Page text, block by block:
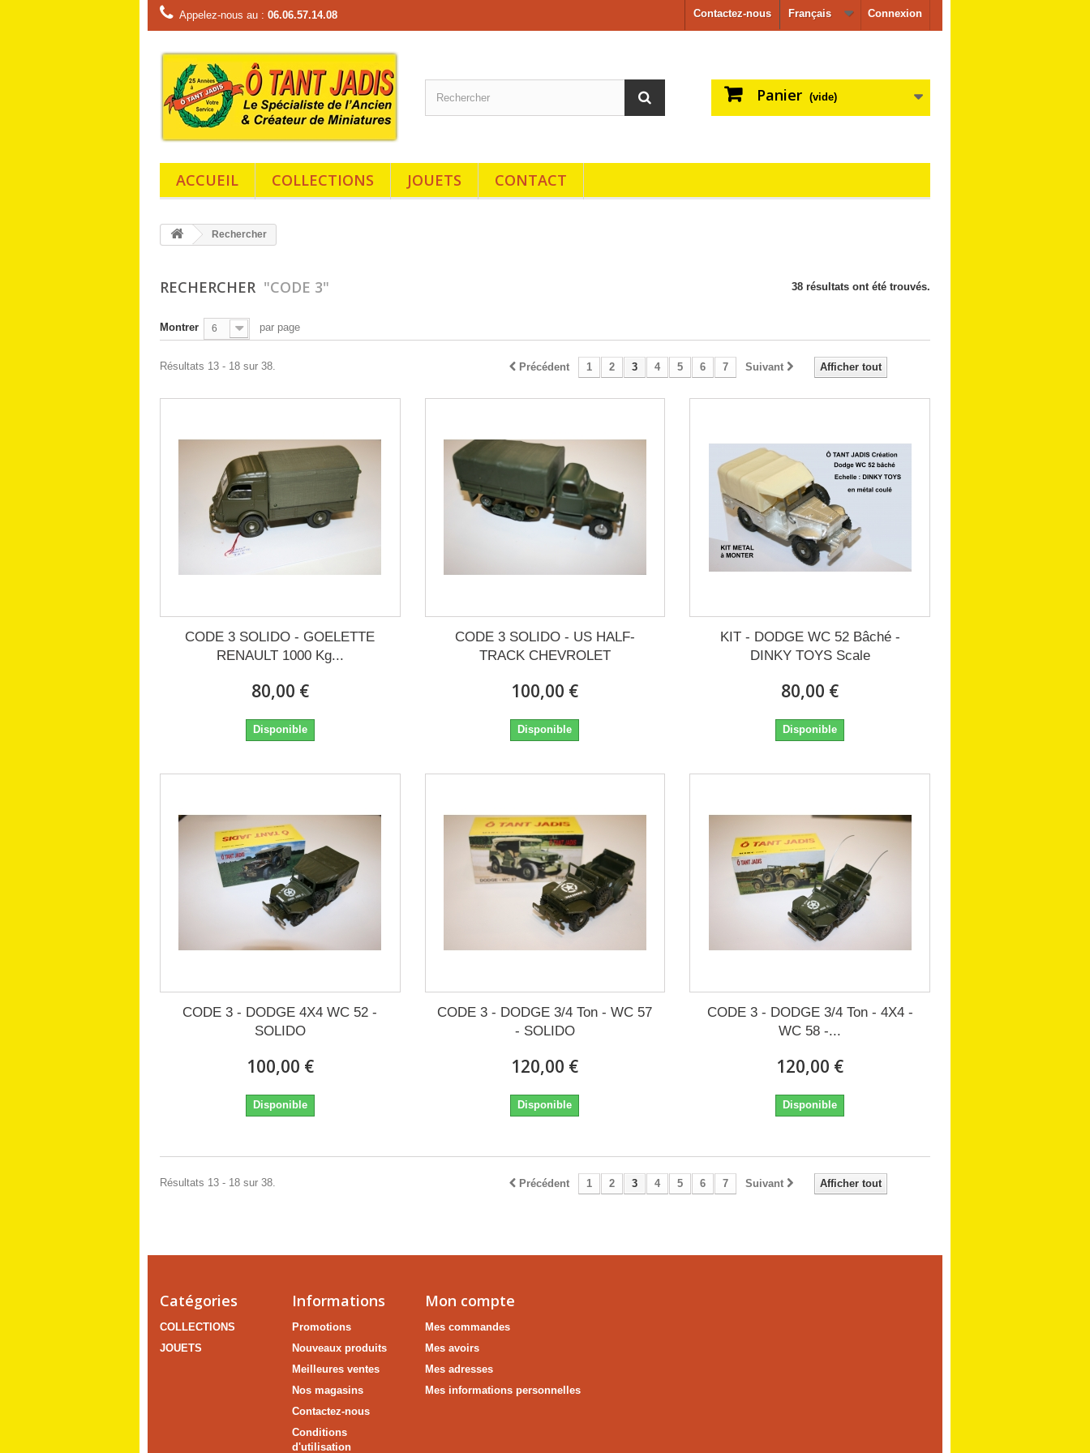
Connexion
Français
Contactez-nous
Appelez-nous au : 06.06.57.14.08
Panier (vide)
ACCUEIL COLLECTIONS JOUETS CONTACT
Rechercher
RECHERCHER "CODE 3" 38 résultats ont été trouvés.
Montrer 6 par page
Afficher tout
Précédent 1 2 3 4 5 6 7 Suivant
Résultats 13 - 18 sur 38.
CODE 3 SOLIDO - GOELETTE
RENAULT 1000 Kg...
80,00 €
Disponible
CODE 3 SOLIDO - US HALF-
TRACK CHEVROLET
100,00 €
Disponible
KIT - DODGE WC 52 Bâché -
DINKY TOYS Scale
80,00 €
Disponible
CODE 3 - DODGE 4X4 WC 52 -
SOLIDO
100,00 €
Disponible
CODE 3 - DODGE 3/4 Ton - WC 57
- SOLIDO
120,00 €
Disponible
CODE 3 - DODGE 3/4 Ton - 4X4 -
WC 58 -...
120,00 €
Disponible
Afficher tout
Précédent 1 2 3 4 5 6 7 Suivant
Résultats 13 - 18 sur 38.
Catégories
COLLECTIONS
JOUETS
Informations
Promotions
Nouveaux produits
Meilleures ventes
Nos magasins
Contactez-nous
Conditions
d'utilisation
Mon compte
Mes commandes
Mes avoirs
Mes adresses
Mes informations personnelles